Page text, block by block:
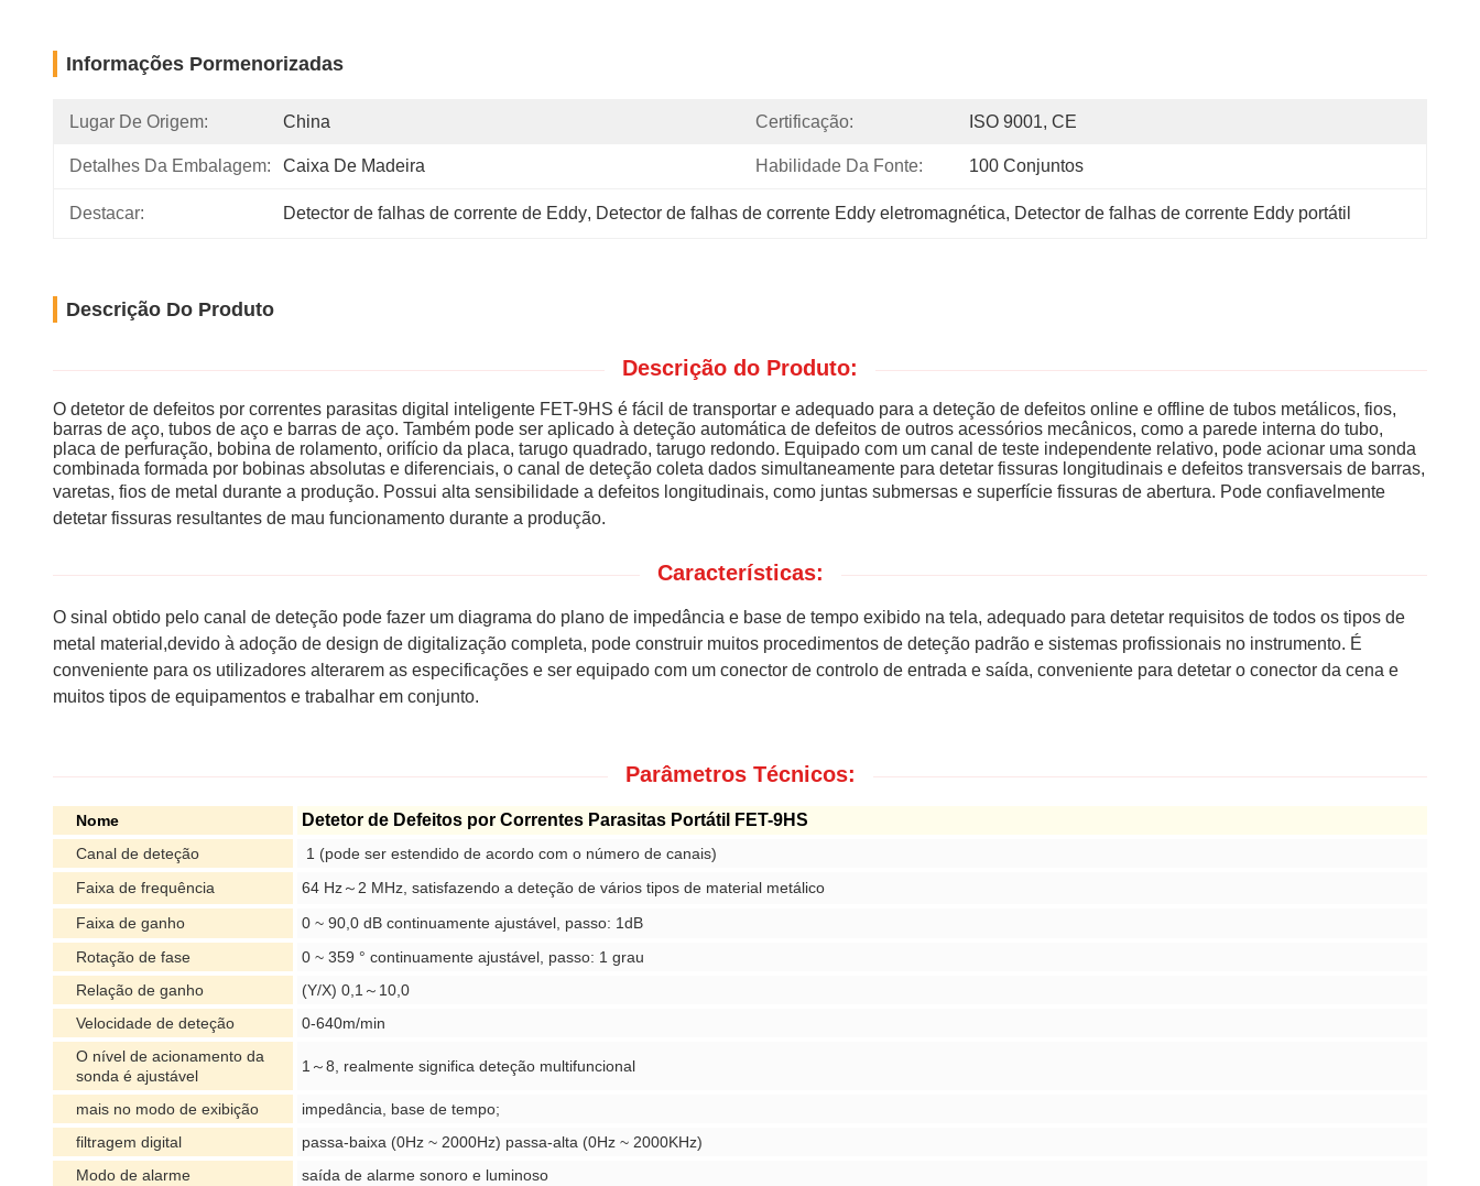
Informações Pormenorizadas
Lugar De Origem: China Certificação: ISO 9001, CE
Detalhes Da Embalagem: Caixa De Madeira Habilidade Da Fonte: 100 Conjuntos
Destacar: Detector de falhas de corrente de Eddy, Detector de falhas de corrente Eddy eletromagnética, Detector de falhas de corrente Eddy portátil
Descrição Do Produto
Descrição do Produto:
O detetor de defeitos por correntes parasitas digital inteligente FET-9HS é fácil de transportar e adequado para a deteção de defeitos online e offline de tubos metálicos, fios,
barras de aço, tubos de aço e barras de aço. Também pode ser aplicado à deteção automática de defeitos de outros acessórios mecânicos, como a parede interna do tubo,
placa de perfuração, bobina de rolamento, orifício da placa, tarugo quadrado, tarugo redondo. Equipado com um canal de teste independente relativo, pode acionar uma sonda
combinada formada por bobinas absolutas e diferenciais, o canal de deteção coleta dados simultaneamente para detetar fissuras longitudinais e defeitos transversais de barras,
varetas, fios de metal durante a produção. Possui alta sensibilidade a defeitos longitudinais, como juntas submersas e superfície fissuras de abertura. Pode confiavelmente
detetar fissuras resultantes de mau funcionamento durante a produção.
Características:
O sinal obtido pelo canal de deteção pode fazer um diagrama do plano de impedância e base de tempo exibido na tela, adequado para detetar requisitos de todos os tipos de
metal material,devido à adoção de design de digitalização completa, pode construir muitos procedimentos de deteção padrão e sistemas profissionais no instrumento. É
conveniente para os utilizadores alterarem as especificações e ser equipado com um conector de controlo de entrada e saída, conveniente para detetar o conector da cena e
muitos tipos de equipamentos e trabalhar em conjunto.
Parâmetros Técnicos:
Nome Detetor de Defeitos por Correntes Parasitas Portátil FET-9HS
Canal de deteção
1 (pode ser estendido de acordo com o número de canais)
Faixa de frequência
64 Hz～2 MHz, satisfazendo a deteção de vários tipos de material metálico
Faixa de ganho
0 ~ 90,0 dB continuamente ajustável, passo: 1dB
Rotação de fase
0 ~ 359 ° continuamente ajustável, passo: 1 grau
Relação de ganho
(Y/X) 0,1～10,0
Velocidade de deteção
0-640m/min
O nível de acionamento da
sonda é ajustável
1～8, realmente significa deteção multifuncional
mais no modo de exibição
impedância, base de tempo;
filtragem digital
passa-baixa (0Hz ~ 2000Hz) passa-alta (0Hz ~ 2000KHz)
Modo de alarme
saída de alarme sonoro e luminoso